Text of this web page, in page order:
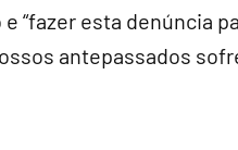
“fazer esta denúncia
antepassados